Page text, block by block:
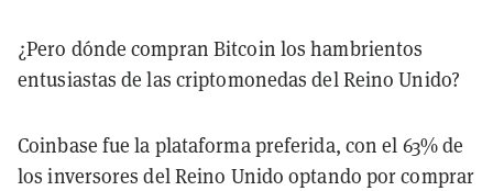
¿Pero dónde compran Bitcoin los hambrientos
entusiastas de las criptomonedas del Reino Unido?
Coinbase fue la plataforma preferida, con el 63% de
los inversores del Reino Unido optando por comprar